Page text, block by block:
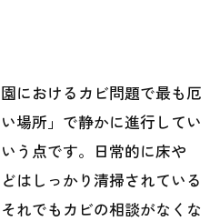
におけるカビ問題で最も厄
場所」で静かに進行してい
う点です。日常的に床や
はしっかり清掃されている
れでもカビの相談がなくな